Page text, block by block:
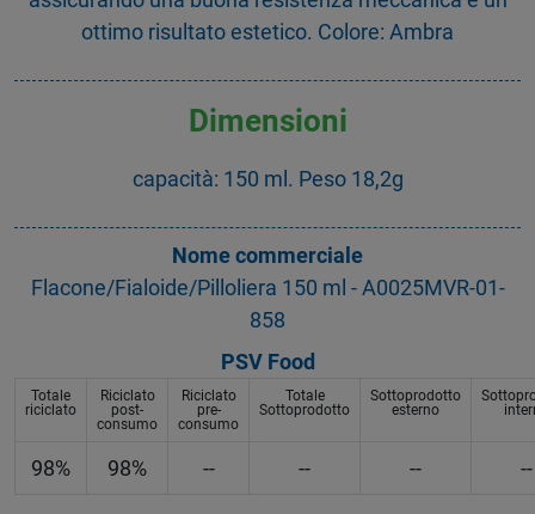
ottimo risultato estetico. Colore: Ambra
Dimensioni
capacità: 150 ml. Peso 18,2g
Nome commerciale
Flacone/Fialoide/Pilloliera 150 ml - A0025MVR-01-
858
PSV Food
Totale
riciclato
Riciclato
post-
consumo
Riciclato
pre-
consumo
Totale
Sottoprodotto
Sottoprodotto
esterno
98% 98% -- -- -- --